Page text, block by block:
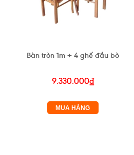
Bàn tròn 1m + 4 ghế đầu bò
9.330.000₫
MUA HÀNG